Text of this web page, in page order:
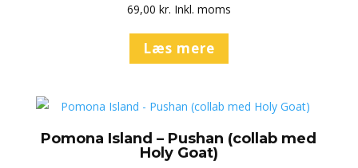
69,00 kr. Inkl. moms
Læs mere
Pomona Island – Pushan (collab med
Holy Goat)